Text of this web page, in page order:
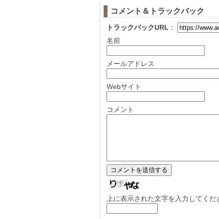
コメント＆トラックバック
トラックバックURL ：
名前
メールアドレス
Webサイト
コメント
上に表示された文字を入力してくだ